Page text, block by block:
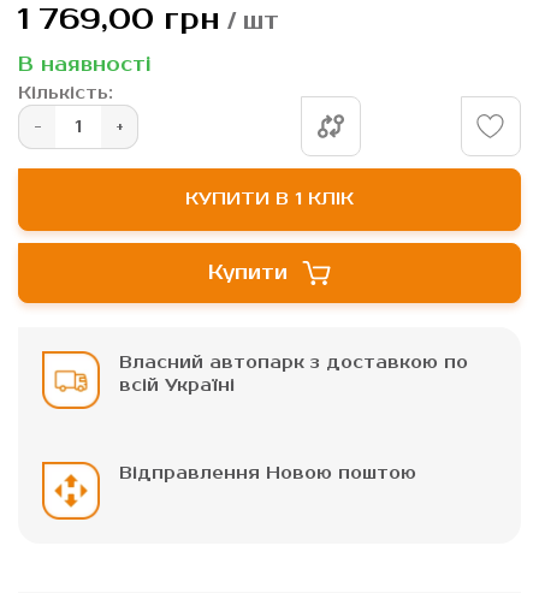
до
галереї
зображень
1 769,00 грн / шт
В наявності
Кількість:
Купити
КУПИТИ В 1 КЛІК
Власний автопарк з доставкою по
всій Україні
Відправлення Новою поштою